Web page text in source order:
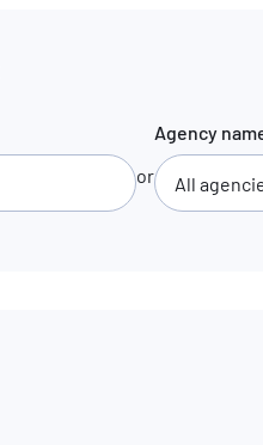
or
Agency